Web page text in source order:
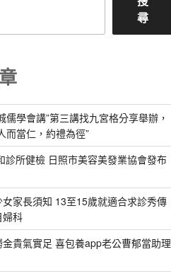
尋
儒學會講”第三講找九宮格分享舉辦，
而當仁，約禮為徑”
診所健檢 日照市美容美發業協會發布
家長須知 13至15歲就適合求診秀傳
科
貴氣實足 喜包養app老公曹郁當助理